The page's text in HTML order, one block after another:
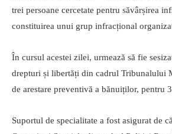
trei persoane cercetate pentru săvârșirea
constituirea unui grup infracțional
În cursul acestei zilei, urmează să fie
drepturi și libertăți din cadrul Tribunalului
de arestare preventivă a bănuiților, pentru
Suportul de specialitate a fost asigurat de